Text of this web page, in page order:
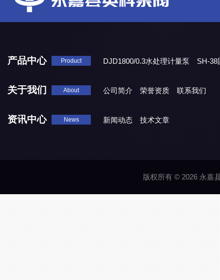
产品中心 Product DJD1800/0.3水处理计量泵
SH-38
关于我们 About 公司简介 荣誉资质 联系我们
资讯中心 News 新闻动态 技术文章
版权所有 © 2026 永嘉